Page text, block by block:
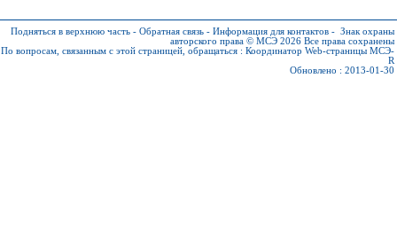
Подняться в верхнюю часть - Обратная связь - Информация для контактов - Знак охраны
авторского права © МСЭ 2026 Все права сохранены
По вопросам, связанным с этой страницей, обращаться : Координатор Web-страницы МСЭ-
R
Обновлено : 2013-01-30